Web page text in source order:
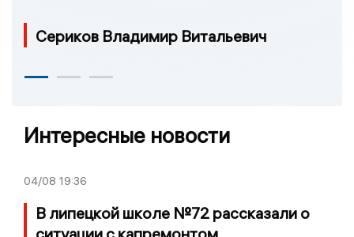
Сериков Владимир Витальевич
Интересные новости
04/08 19:36
В липецкой школе №72 рассказали о